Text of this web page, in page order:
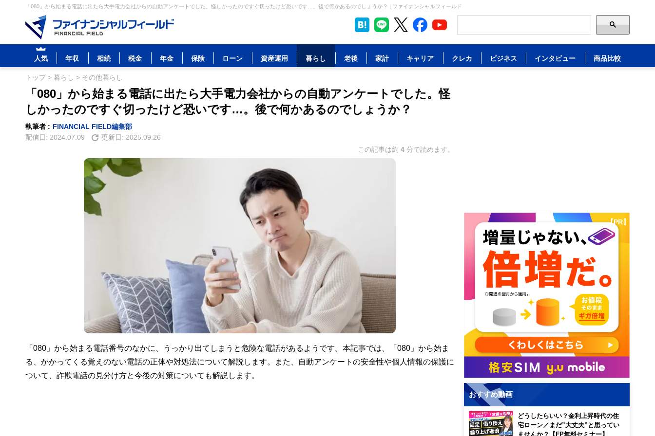
「080」から始まる電話に出たら大手電力会社からの自動アンケートでした。怪しかったのですぐ切ったけど恐いです…。後で何かあるのでしょうか？ | ファイナンシャルフィールド
人気 年収 相続 税金 年金 保険 ローン 資産運用 暮らし 老後 家計 キャリア クレカ ビジネス インタビュー 商品比較
トップ> 暮らし > その他暮らし
「080」から始まる電話に出たら大手電力会社からの自動アンケートでした。怪
しかったのですぐ切ったけど恐いです…。後で何かあるのでしょうか？
執筆者 : FINANCIAL FIELD編集部
配信日: 2024.07.09 更新日: 2025.09.26
この記事は約 4 分で読めます。
「080」から始まる電話番号のなかに、うっかり出てしまうと危険な電話があるようです。本記事では、「080」から始ま
る、かかってくる覚えのない電話の正体や対処法について解説します。また、自動アンケートの安全性や個人情報の保護に
ついて、詐欺電話の見分け方と今後の対策についても解説します。
【PR】
おすすめ動画
どうしたらいい？金利上昇時代の住
宅ローン／まだ”大丈夫”と思ってい
ませんか？【FP無料セミナー】